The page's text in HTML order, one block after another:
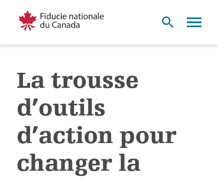
La trousse
d’outils
d’action pour
changer la